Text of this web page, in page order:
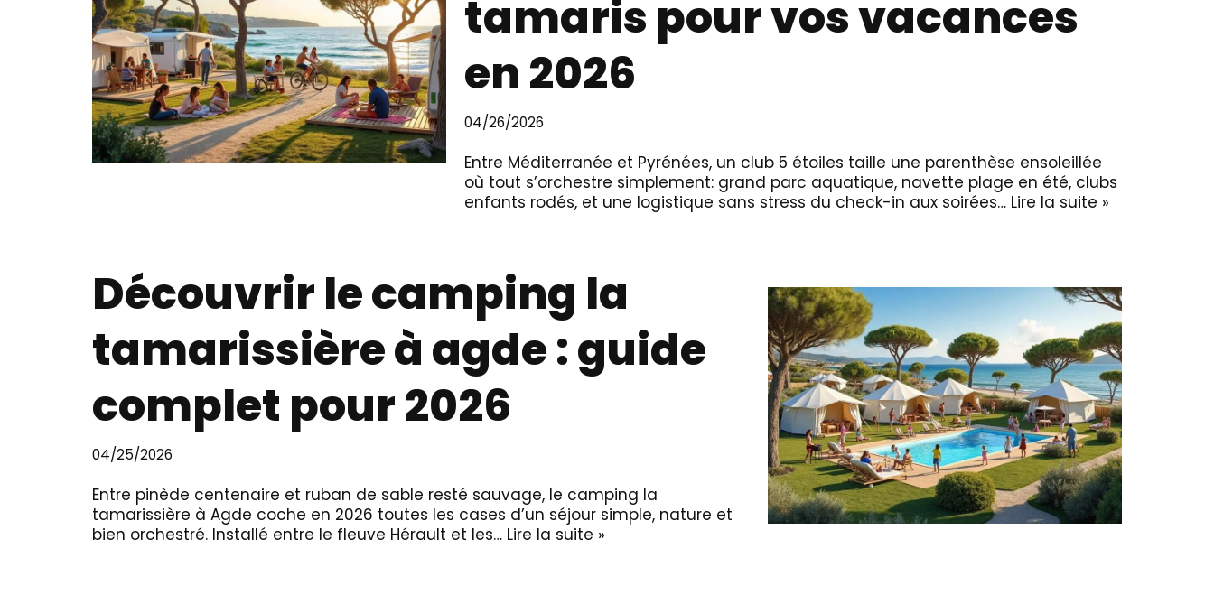
tamaris pour vos vacances
en 2026
04/26/2026
Entre Méditerranée et Pyrénées, un club 5 étoiles taille une parenthèse ensoleillée
où tout s’orchestre simplement: grand parc aquatique, navette plage en été, clubs
enfants rodés, et une logistique sans stress du check-in aux soirées… Lire la suite »
Découvrir le camping la
tamarissière à agde : guide
complet pour 2026
04/25/2026
Entre pinède centenaire et ruban de sable resté sauvage, le camping la
tamarissière à Agde coche en 2026 toutes les cases d’un séjour simple, nature et
bien orchestré. Installé entre le fleuve Hérault et les… Lire la suite »